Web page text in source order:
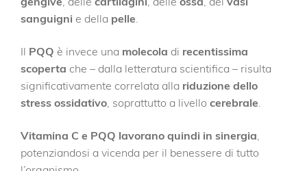
sanguigni e della pelle.
Il PQQ è invece una molecola di recentissima
scoperta che – dalla letteratura scientifica – risulta
significativamente correlata alla riduzione dello
stress ossidativo, soprattutto a livello cerebrale.
Vitamina C e PQQ lavorano quindi in sinergia
potenziandosi a vicenda per il benessere di tutto